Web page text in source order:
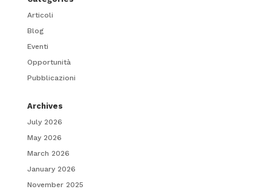
Articoli
Blog
Eventi
Opportunità
Pubblicazioni
Archives
July 2026
May 2026
March 2026
January 2026
November 2025